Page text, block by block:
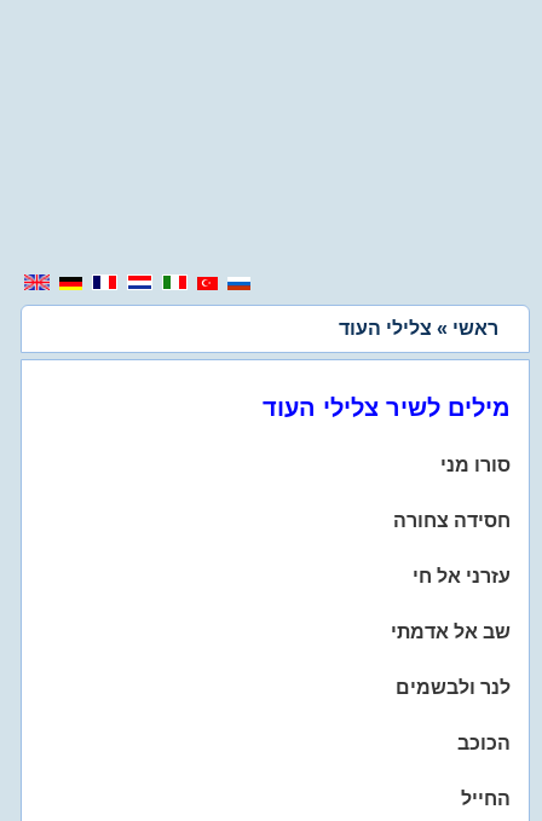
ראשי » צלילי העוד
מילים לשיר צלילי העוד
סורו מני
חסידה צחורה
עזרני אל חי
שב אל אדמתי
לנר ולבשמים
הכוכב
החייל